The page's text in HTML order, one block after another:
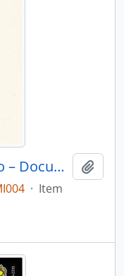
Boletim do Museu do Índio – Documentação – Nº 8
· Item